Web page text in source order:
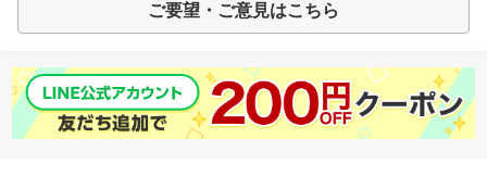
ご要望・ご意見はこちら